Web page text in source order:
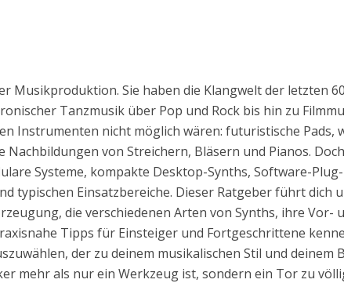
Musikproduktion. Sie haben die Klangwelt der letzten
Tanzmusik über Pop und Rock bis hin zu
Instrumenten nicht möglich wären: futuristische Pads,
von Streichern, Bläsern und Pianos.
Systeme, kompakte Desktop-Synths, Software-
typischen Einsatzbereiche. Dieser Ratgeber führt dich
die verschiedenen Arten von Synths, ihre Vor-
Tipps für Einsteiger und Fortgeschrittene
der zu deinem musikalischen Stil und
mehr als nur ein Werkzeug ist, sondern ein Tor zu